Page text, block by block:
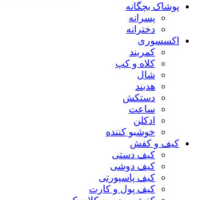
پوشاک بچگانه
پسرانه
دخترانه
اکسسوری
کمربند
کلاه و کپ
شال
هدبند
دستکش
ساعت
ادکلن
خوشبو کننده
کیف و کفش
کیف دستی
کیف دوشی
کیف پاسپورتی
کیف پول و کارت